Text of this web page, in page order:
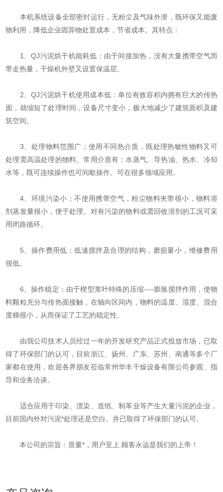
本机系统设备全部密封运行，无粉尘及气味外泄，既环保又能废
物利用，降低企业固异物处置成本，节省成本。其特点：
1、QJ污泥烘干机能耗低：由于间接加热，没有大量携带空气而
带走热量，干燥机外壁又设置保温层。
2、QJ污泥烘干机使用成本低：单位有效容积内拥有巨大的传热
面，就缩短了处理时间，设备尺寸变小，极大地减少了建筑面积及建
筑空间。
3、处理物料范围广：使用不同热介质，既处理热敏性物料又可
处理需高温处理的物料。常用介质有：水蒸气、导热油、热水、冷却
水等，既可连续操作也可间歇操作。可在很多领域应用。
4、环境污染小：不使用携带空气，粉尘物料夹带很小，物料溶
剂蒸发量很小，便于处理。对有污染的物料或需回收溶剂的工况可采
用闭路循环。
5、操作费用低：低速搅拌及合理的结构，磨损量小，维修费用
很低。
6、操作稳定：由于楔型浆叶特殊的压缩----膨胀搅拌作用，使物
料颗粒充分与传热面接触，在轴向区间内，物料的温度、湿度、混合
度梯很小，从而保证了工艺的稳定性。
由我公司技术人员经过一年的开发研究产品正式投放市场，已取
得了环保部门的认可，目前浙江、扬州、广东、苏州、南通等多个厂
家都在使用，欢迎各界朋友莅临常州华丰干燥设备有限公司参观、指
导和业务洽谈。
适合应用于印染、漂染、造纸、制革业等产生大量污泥的企业，
目前国内外对污泥*处理还是空白。并已取得了环保部门的认可。
本公司的宗旨：质量*，用户至上.顾客永远是我们的上帝！